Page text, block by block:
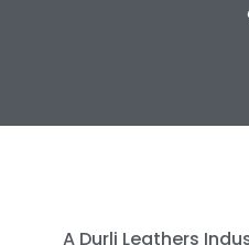
A Durli Leathers